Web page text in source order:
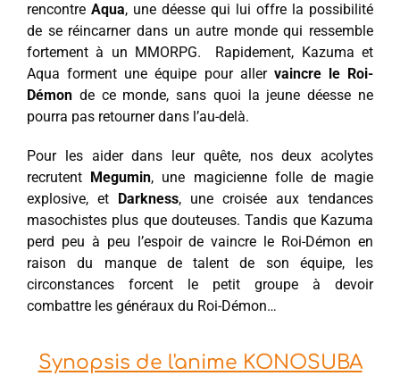
rencontre Aqua, une déesse qui lui offre la possibilité
de se réincarner dans un autre monde qui ressemble
fortement à un MMORPG. Rapidement, Kazuma et
Aqua forment une équipe pour aller vaincre le Roi-
Démon de ce monde, sans quoi la jeune déesse ne
pourra pas retourner dans l’au-delà.
Pour les aider dans leur quête, nos deux acolytes
recrutent Megumin, une magicienne folle de magie
explosive, et Darkness, une croisée aux tendances
masochistes plus que douteuses. Tandis que Kazuma
perd peu à peu l’espoir de vaincre le Roi-Démon en
raison du manque de talent de son équipe, les
circonstances forcent le petit groupe à devoir
combattre les généraux du Roi-Démon…
Synopsis de l'anime KONOSUBA